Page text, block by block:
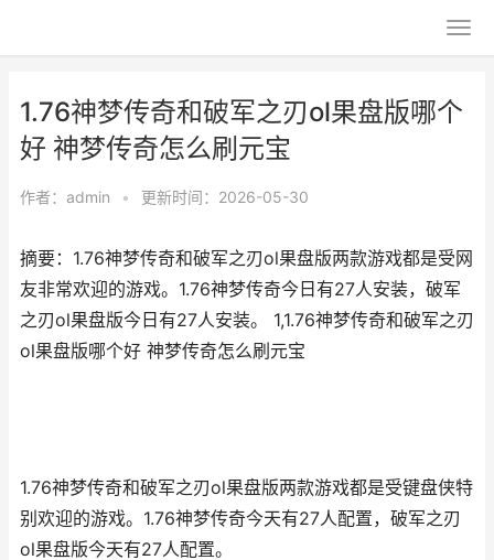
1.76神梦传奇和破军之刃ol果盘版哪个
好 神梦传奇怎么刷元宝
作者： admin • 更新时间：2026-05-30
摘要：1.76神梦传奇和破军之刃ol果盘版两款游戏都是受网
友非常欢迎的游戏。1.76神梦传奇今日有27人安装，破军
之刃ol果盘版今日有27人安装。 1,1.76神梦传奇和破军之刃
ol果盘版哪个好 神梦传奇怎么刷元宝
1.76神梦传奇和破军之刃ol果盘版两款游戏都是受键盘侠特
别欢迎的游戏。1.76神梦传奇今天有27人配置，破军之刃
ol果盘版今天有27人配置。